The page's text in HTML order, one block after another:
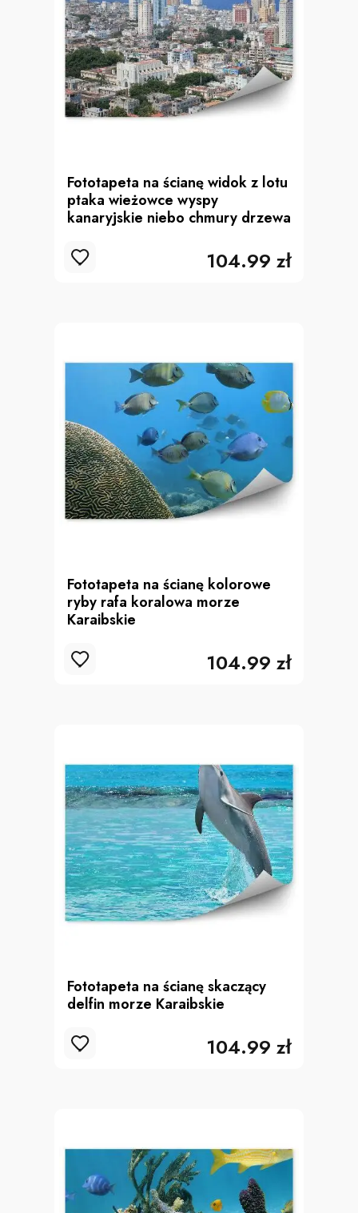
Fototapeta na ścianę widok z lotu
ptaka wieżowce wyspy
kanaryjskie niebo chmury drzewa
104.99 zł
Fototapeta na ścianę kolorowe
ryby rafa koralowa morze
Karaibskie
104.99 zł
Fototapeta na ścianę skaczący
delfin morze Karaibskie
104.99 zł